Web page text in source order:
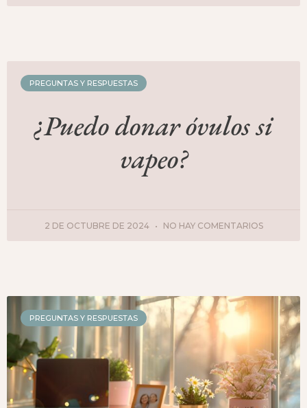
PREGUNTAS Y RESPUESTAS
¿Puedo donar óvulos si
vapeo?
2 DE OCTUBRE DE 2024 NO HAY COMENTARIOS
PREGUNTAS Y RESPUESTAS